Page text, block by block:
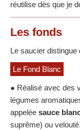
réutilise dès que je
Les fonds
Le saucier distingue
Le Fond Blanc
● Réalisé avec des
légumes
appelée sauce
suprême) ou